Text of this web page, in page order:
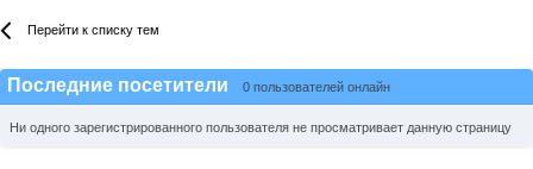
Перейти к списку тем
Последние посетители 0 пользователей онлайн
Ни одного зарегистрированного пользователя не просматривает данную страницу